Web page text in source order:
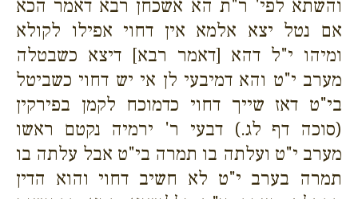
והשתא לפי' ר"ת הא אשכחן רבא דאמר הכא
אם נטל יצא אלמא אין דחוי אפילו לקולא
ומיהו י"ל דהא [דאמר רבא] דיצא כשבטלה
מערב י"ט והא דמיבעי לן אי יש דחוי כשביטל
בי"ט דאז שייך דחוי כדמוכח לקמן בפירקין
(סוכה דף לג.) דבעי ר' ירמיה נקטם ראשו
מערב י"ט ועלתה בו תמרה בי"ט אבל עלתה בו
תמרה בערב י"ט לא חשיב דחוי והוא הדין